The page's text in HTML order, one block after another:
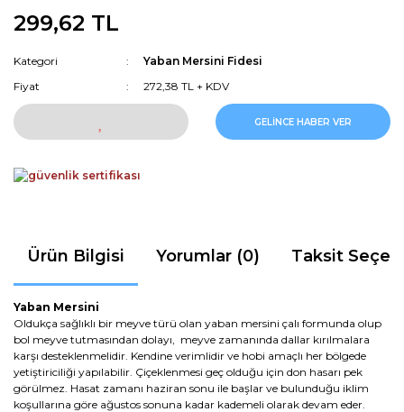
299,62 TL
Kategori
Yaban Mersini Fidesi
Fiyat
272,38 TL + KDV
GELİNCE HABER VER
Ürün Bilgisi Yorumlar (0) Taksit
Yaban Mersini
Oldukça sağlıklı bir meyve türü olan yaban mersini çalı formunda olup
bol meyve tutmasından dolayı, meyve zamanında dallar kırılmalara
karşı desteklenmelidir. Kendine verimlidir ve hobi amaçlı her bölgede
yetiştiriciliği yapılabilir. Çiçeklenmesi geç olduğu için don hasarı pek
görülmez. Hasat zamanı haziran sonu ile başlar ve bulunduğu iklim
koşullarına göre ağustos sonuna kadar kademeli olarak devam eder.